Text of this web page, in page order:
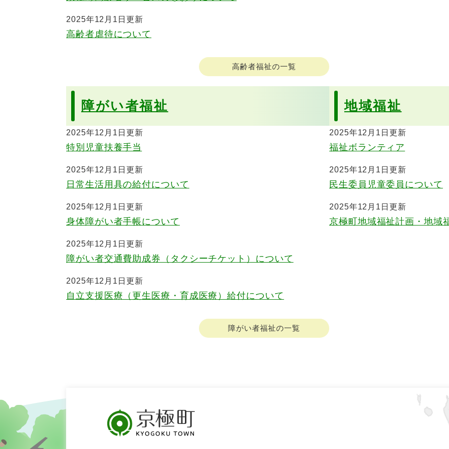
2025年12月1日更新
高齢者虐待について
高齢者福祉の一覧
障がい者福祉
2025年12月1日更新
特別児童扶養手当
2025年12月1日更新
日常生活用具の給付について
2025年12月1日更新
身体障がい者手帳について
2025年12月1日更新
障がい者交通費助成券（タクシーチケット）について
2025年12月1日更新
自立支援医療（更生医療・育成医療）給付について
障がい者福祉の一覧
地域福祉
2025年12月1日更新
福祉ボランティア
2025年12月1日更新
民生委員児童委員について
2025年12月1日更新
京極町地域福祉計画・地域